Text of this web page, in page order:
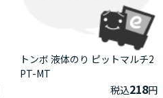
トンボ 液体のり ピットマルチ2
PT-MT
税込218円